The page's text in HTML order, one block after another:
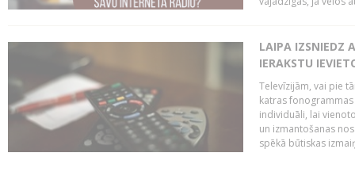
LAIPA IZSNIEDZ
IERAKSTU
Televīzijām, vai pie
katras
individuāli, lai
un izmantošanas
spēkā būtiskas